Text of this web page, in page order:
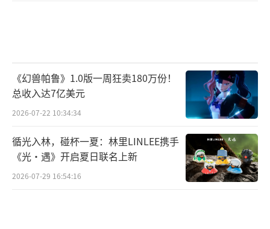
《幻兽帕鲁》1.0版一周狂卖180万份！
总收入达7亿美元
2026-07-22 10:34:34
循光入林，碰杯一夏：林里LINLEE携手
《光·遇》开启夏日联名上新
2026-07-29 16:54:16